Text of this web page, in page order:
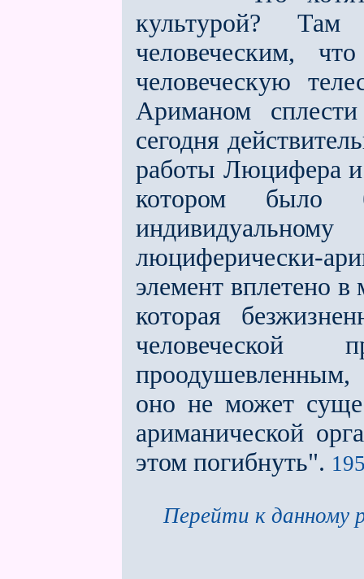
культурой?
человеческим,
человеческую
Ариманом
сегодня
работы Люцифера
котором было
люциферически-
элемент вплетено
которая
человеческой
проодушевлeнным,
оно не может
ариманической
этом погибнуть".
Перейти к данному